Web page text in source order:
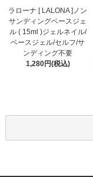
ラローナ [ LALONA ]ノン
サンディングベースジェ
ル ( 15ml )ジェルネイル/
ベースジェル/セルフ/サ
ンディング不要
1,280円(税込)